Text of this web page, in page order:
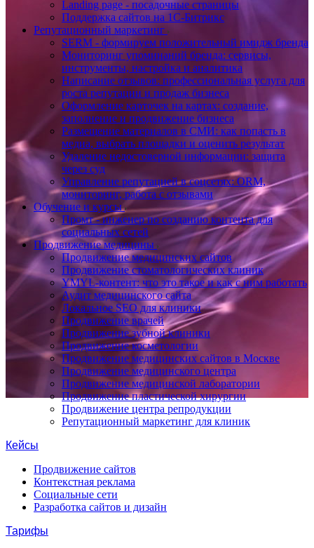
Landing page - посадочные страницы
Поддержка сайтов на 1С-Битрикс
Репутационный маркетинг
SERM - формируем положительный имидж бренда
Мониторинг упоминаний бренда: сервисы,
инструменты, настройка и аналитика
Написание отзывов: профессиональная услуга для
роста репутации и продаж бизнеса
Оформление карточек на картах: создание,
заполнение и продвижение бизнеса
Размещение материалов в СМИ: как попасть в
медиа, выбрать площадки и оценить результат
Удаление недостоверной информации: защита
через суд
Управление репутацией в соцсетях: ORM,
мониторинг, работа с отзывами
Обучение и курсы
Промт - инженер по созданию контента для
социальных сетей
Продвижение медицины
Продвижение медицинских сайтов
Продвижение стоматологических клиник
YMYL-контент: что это такое и как с ним работать
Аудит медицинского сайта
Локальное SEO для клиники
Продвижение врачей
Продвижение зубной клиники
Продвижение косметологии
Продвижение медицинских сайтов в Москве
Продвижение медицинского центра
Продвижение медицинской лаборатории
Продвижение пластической хирургии
Продвижение центра репродукции
Репутационный маркетинг для клиник
Кейсы
Продвижение сайтов
Контекстная реклама
Социальные сети
Разработка сайтов и дизайн
Тарифы